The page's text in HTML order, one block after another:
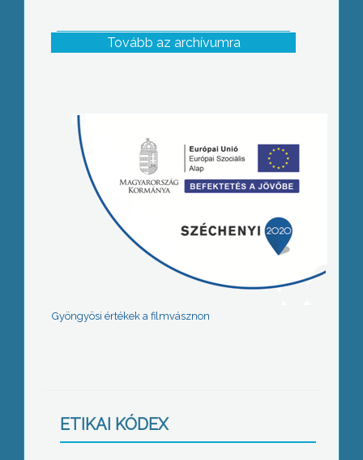
Tovább az archívumra
Gyöngyösi értékek a filmvásznon
ETIKAI KÓDEX